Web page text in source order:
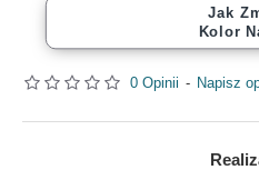
0 Opinii - Napisz
Jak
Kolor